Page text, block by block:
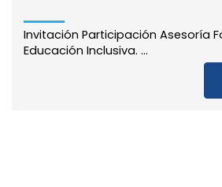
Invitación Participación Asesoría
Educación Inclusiva. ...